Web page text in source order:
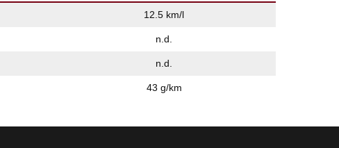
12.5 km/l
n.d.
n.d.
43 g/km